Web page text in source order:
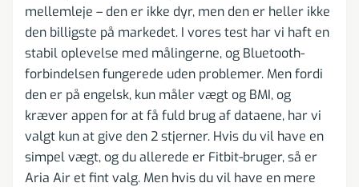
mellemleje – den er ikke dyr, men den er heller ikke
den billigste på markedet. I vores test har vi haft en
stabil oplevelse med målingerne, og Bluetooth-
forbindelsen fungerede uden problemer. Men fordi
den er på engelsk, kun måler vægt og BMI, og
kræver appen for at få fuld brug af dataene, har vi
valgt kun at give den 2 stjerner. Hvis du vil have en
simpel vægt, og du allerede er Fitbit-bruger, så er
Aria Air et fint valg. Men hvis du vil have en mere